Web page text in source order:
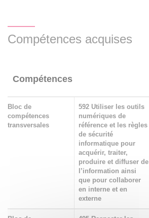
Compétences acquises
Compétences
Bloc de
compétences
transversales
592 Utiliser les outils
numériques de
référence et les règles
de sécurité
informatique pour
acquérir, traiter,
produire et diffuser de
l’information ainsi
que pour collaborer
en interne et en
externe